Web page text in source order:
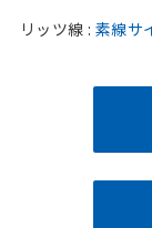
リッツ線 : 素線サ